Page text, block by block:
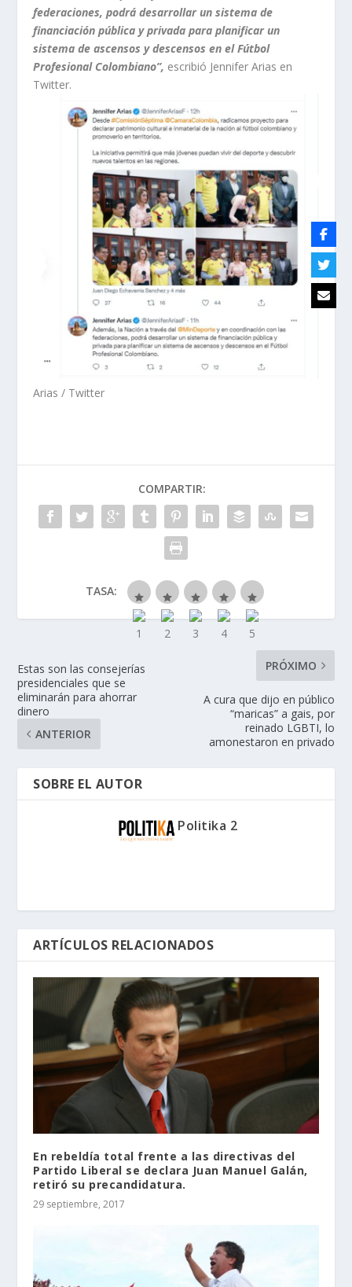
federaciones, podrá desarrollar un sistema de
financiación pública y privada para planificar un
sistema de ascensos y descensos en el Fútbol
Profesional Colombiano”, escribió Jennifer Arias en
Twitter.
Arias / Twitter
COMPARTIR:
TASA:
Estas son las consejerías
presidenciales que se
eliminarán para ahorrar
dinero
ANTERIOR
PRÓXIMO
A cura que dijo en público
“maricas” a gais, por
reinado LGBTI, lo
amonestaron en privado
SOBRE EL AUTOR
Politika 2
ARTÍCULOS RELACIONADOS
En rebeldía total frente a las directivas del
Partido Liberal se declara Juan Manuel Galán,
retiró su precandidatura.
29 septiembre, 2017